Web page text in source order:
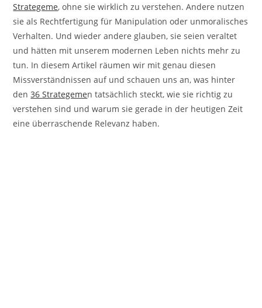
Strategeme, ohne sie wirklich zu verstehen. Andere nutzen
sie als Rechtfertigung für Manipulation oder unmoralisches
Verhalten. Und wieder andere glauben, sie seien veraltet
und hätten mit unserem modernen Leben nichts mehr zu
tun. In diesem Artikel räumen wir mit genau diesen
Missverständnissen auf und schauen uns an, was hinter
den36 Strategemen tatsächlich steckt, wie sie richtig zu
verstehen sind und warum sie gerade in der heutigen Zeit
eine überraschende Relevanz haben.